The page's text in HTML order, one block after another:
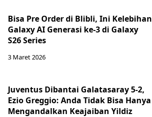
Bisa Pre Order di Blibli, Ini Kelebihan
Galaxy AI Generasi ke-3 di Galaxy
S26 Series
3 Maret 2026
Juventus Dibantai Galatasaray 5-2,
Ezio Greggio: Anda Tidak Bisa Hanya
Mengandalkan Keajaiban Yildiz